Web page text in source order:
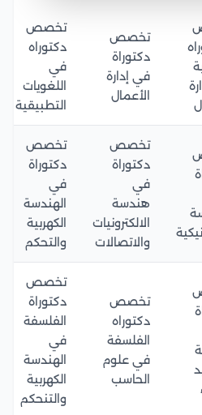
تخصص
دكتوراة
في إدارة
الأعمال
تخصص
دكتوراه
في
اللغويات
التطبيقية
تخصص
دكتوراة
في
هندسة
الالكترونيات
والاتصالات
تخصص
دكتوراة
في
الهندسة
الكهربية
والتحكم
تخصص
دكتوراه
الفلسفة
في علوم
الحاسب
تخصص
دكتوراة
الفلسفة
في
الهندسة
الكهربية
والتنحكم